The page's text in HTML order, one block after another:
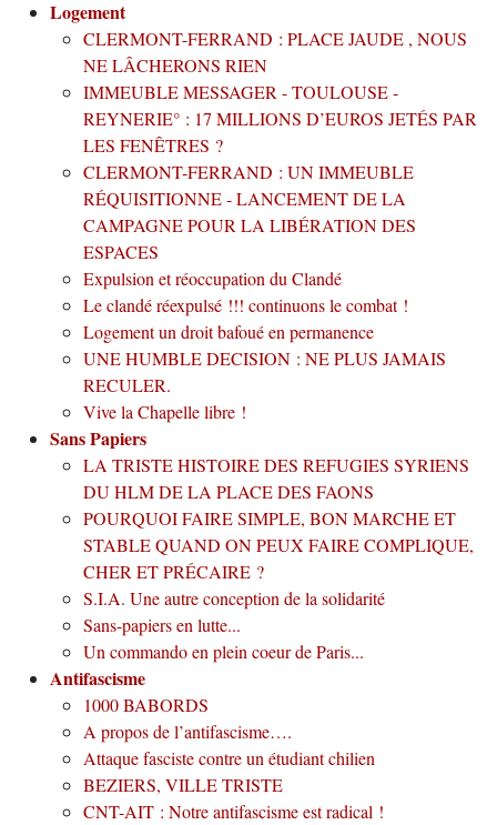
Logement
CLERMONT-FERRAND : PLACE JAUDE , NOUS
NE LÂCHERONS RIEN
IMMEUBLE MESSAGER - TOULOUSE -
REYNERIE° : 17 MILLIONS D’EUROS JETÉS PAR
LES FENÊTRES ?
CLERMONT-FERRAND : UN IMMEUBLE
RÉQUISITIONNE - LANCEMENT DE LA
CAMPAGNE POUR LA LIBÉRATION DES
ESPACES
Expulsion et réoccupation du Clandé
Le clandé réexpulsé !!! continuons le combat !
Logement un droit bafoué en permanence
UNE HUMBLE DECISION : NE PLUS JAMAIS
RECULER.
Vive la Chapelle libre !
Sans Papiers
LA TRISTE HISTOIRE DES REFUGIES SYRIENS
DU HLM DE LA PLACE DES FAONS
POURQUOI FAIRE SIMPLE, BON MARCHE ET
STABLE QUAND ON PEUX FAIRE COMPLIQUE,
CHER ET PRÉCAIRE ?
S.I.A. Une autre conception de la solidarité
Sans-papiers en lutte...
Un commando en plein coeur de Paris...
Antifascisme
1000 BABORDS
A propos de l’antifascisme….
Attaque fasciste contre un étudiant chilien
BEZIERS, VILLE TRISTE
CNT-AIT : Notre antifascisme est radical !